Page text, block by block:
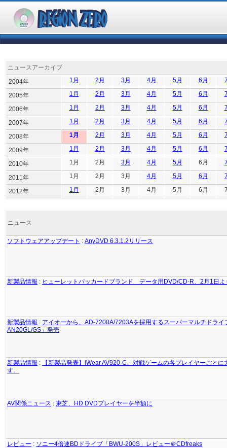
ニュースアーカイブ
2004年
1月 2月 3月 4月 5月 6月
2005年 1月 2月 3月 4月 5月 6月
2006年 1月 2月 3月 4月 5月 6月
2007年 1月 2月 3月 4月 5月 6月
2008年 1月 2月 3月 4月 5月 6月
2009年 1月 2月 3月 4月 5月 6月
2010年 1月 2月 3月 4月 5月 6月
2011年 1月 2月 3月 4月 5月 6月
2012年 1月 2月 3月 4月 5月 6月
ニュース
ソフトウェアアップデート : AnyDVD 6.3.1.2リリース
新製品情報 : ヒューレットパッカードブランド データ用DVD/CD-R、2月1日よ
新製品情報 : アイオーから、AD-7200A/7203Aを採用するスーパーマルチドライ
AN20GL/GS」発売
新製品情報 :
【新製品発表】iWear AV920-C、対戦ゲームの各プレイヤーごとに
す。
AV関係ニュース : 東芝、HD DVDプレイヤーを半額に
レビュー : ソニー4倍速BDドライブ「BWU-200S」レビュー＠CDfreaks